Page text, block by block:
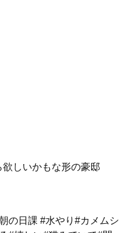
欲しいかもな形の豪邸
の日課 #水やり#カメムシ